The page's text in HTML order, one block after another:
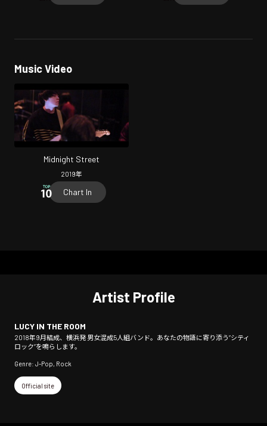
Music Video
Midnight Street
2019年
Chart In
Artist Profile
LUCY IN THE ROOM
2018年9月結成、横浜発 男女混成5人組バンド。あなたの物語に寄り添う”シティ
ロック”を鳴らします。
Genre: J-Pop, Rock
Official site